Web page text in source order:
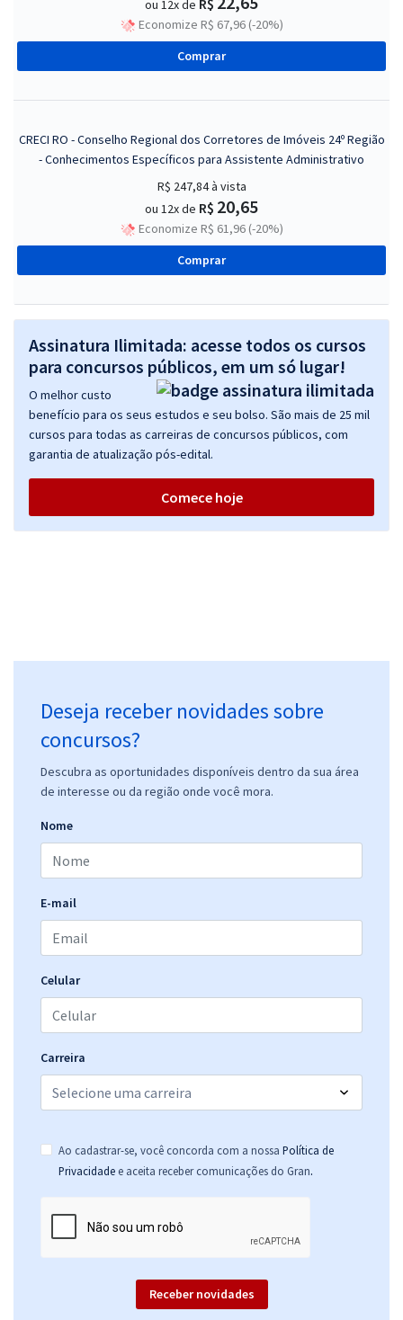
ou 12x de R$
Economize R$ 67,96 (-20%)
Comprar
CRECI RO - Conselho Regional dos Corretores de Imóveis 24º Região
- Conhecimentos Específicos para Assistente Administrativo
R$ 247,84à vista
ou 12x de R$ 20,65
Economize R$ 61,96 (-20%)
Comprar
Assinatura Ilimitada: acesse todos os cursos
para concursos públicos, em um só lugar!
O melhor custo
benefício para os seus estudos e seu bolso. São mais de 25 mil
cursos para todas as carreiras de concursos públicos, com
garantia de atualização pós-edital.
Comece hoje
Deseja receber novidades sobre
concursos?
Descubra as oportunidades disponíveis dentro da sua área
de interesse ou da região onde você mora.
Nome
E-mail
Celular
Carreira
Ao cadastrar-se, você concorda com a nossa Política de
Privacidade e aceita receber comunicações do Gran.
Receber novidades